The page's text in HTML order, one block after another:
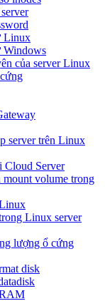
Linux
Windows
của server Linux
server trên Linux
Cloud Server
mount volume trong
Linux server
lượng ổ cứng
disk